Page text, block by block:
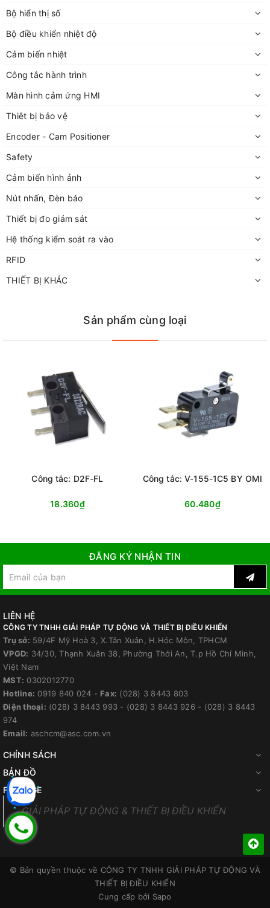
Bộ hiển thị số
Bộ điều khiển nhiệt độ
Cảm biến nhiệt
Công tắc hành trình
Màn hình cảm ứng HMI
Thiêt bị bảo vệ
Encoder - Cam Positioner
Safety
Cảm biến hình ảnh
Nút nhấn, Đèn báo
Thiết bị đo giám sát
Hệ thống kiểm soát ra vào
RFID
THIẾT BỊ KHÁC
Sản phẩm cùng loại
Công tắc: D2F-FL
18.360₫
Công tắc: V-155-1C5 BY OMI
60.480₫
ĐĂNG KÝ NHẬN TIN
LIÊN HỆ
CÔNG TY TNHH GIẢI PHÁP TỰ ĐỘNG VÀ THIẾT BỊ ĐIỀU KHIỂN
Trụ sở: 59/4F Mỹ Hoà 3, X.Tân Xuân, H.Hóc Môn, TPHCM
VPGD: 34/30, Thạnh Xuân 38, Phường Thới An, T.p Hồ Chí Minh,
Việt Nam
MST: 0302012770
Hotline: 0919 840 024 - Fax: (028) 3 8443 803
Điện thoại: (028) 3 8443 993 - (028) 3 8443 926 - (028) 3 8443
974
Email: aschcm@asc.com.vn
CHÍNH SÁCH
BẢN ĐỒ
FANPAGE
GIẢI PHÁP TỰ ĐỘNG & THIẾT BỊ ĐIỀU KHIỂN
© Bản quyền thuộc về CÔNG TY TNHH GIẢI PHÁP TỰ ĐỘNG VÀ
THIẾT BỊ ĐIỀU KHIỂN
Cung cấp bởi Sapo